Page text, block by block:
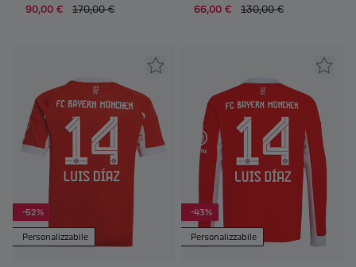
90,00 €
170,00 €
66,00 €
130,00 €
-52%
Personalizzabile
-43%
Personalizzabile